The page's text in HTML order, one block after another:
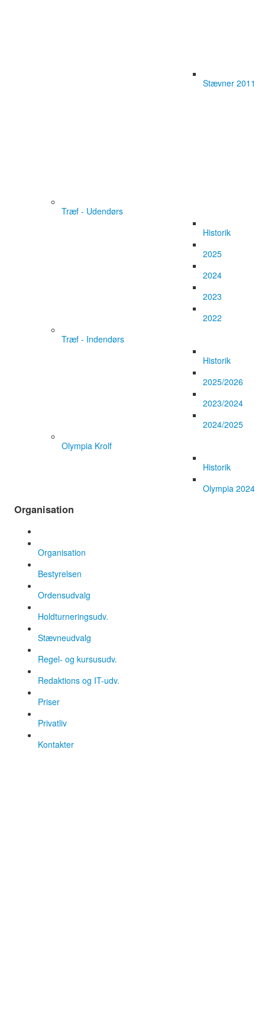
Stævner 2011
Træf - Udendørs
Historik
2025
2024
2023
2022
Træf - Indendørs
Historik
2025/2026
2023/2024
2024/2025
Olympia Krolf
Historik
Olympia 2024
Organisation
Organisation
Bestyrelsen
Ordensudvalg
Holdturneringsudv.
Stævneudvalg
Regel- og kursusudv.
Redaktions og IT-udv.
Priser
Privatliv
Kontakter